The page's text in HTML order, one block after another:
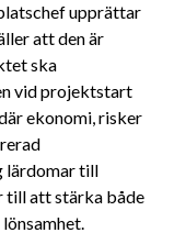
upprättar
att den är
ska
vid projektstart
ekonomi, risker
lärdomar till
till att stärka både